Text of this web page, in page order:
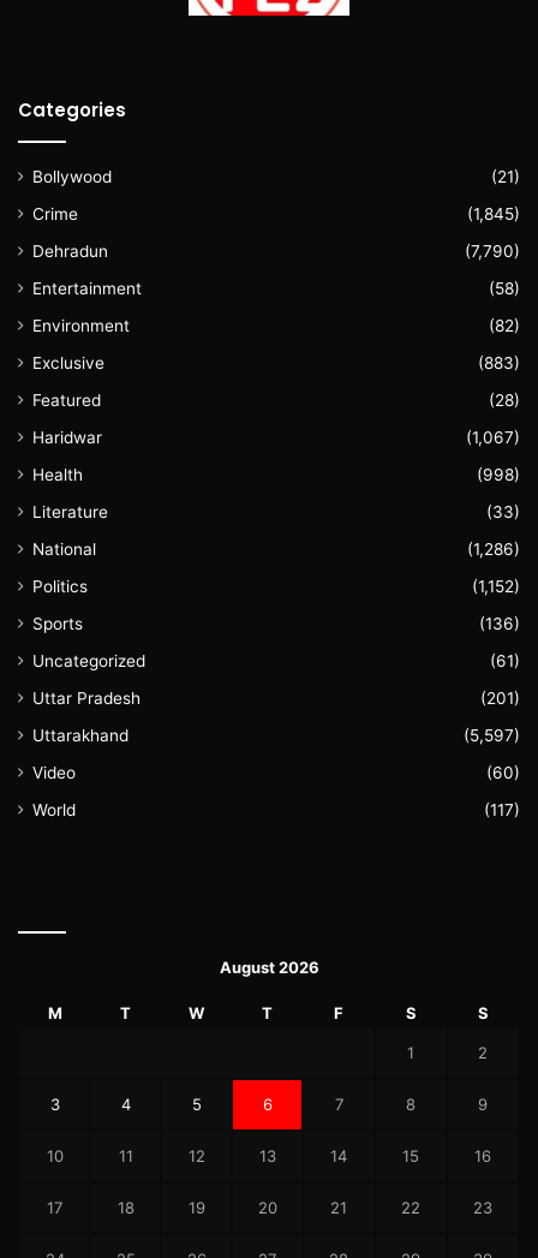
Categories
Bollywood
(21)
Crime
(1,845)
Dehradun
(7,790)
Entertainment
(58)
Environment
(82)
Exclusive
(883)
Featured
(28)
Haridwar
(1,067)
Health
(998)
Literature
(33)
National
(1,286)
Politics
(1,152)
Sports
(136)
Uncategorized
(61)
Uttar Pradesh
(201)
Uttarakhand
(5,597)
Video
(60)
World
(117)
August 2026
M T W T F S S
1 2
3 4 5 6 7 8 9
10 11 12 13 14 15 16
17 18 19 20 21 22 23